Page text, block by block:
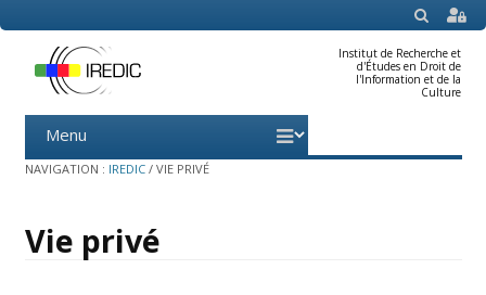
SEARCH
Institut de Recherche et
d'Études en Droit de
l'Information et de la
Culture
Menu
content
NAVIGATION : IREDIC / VIE PRIVÉ
Vie privé